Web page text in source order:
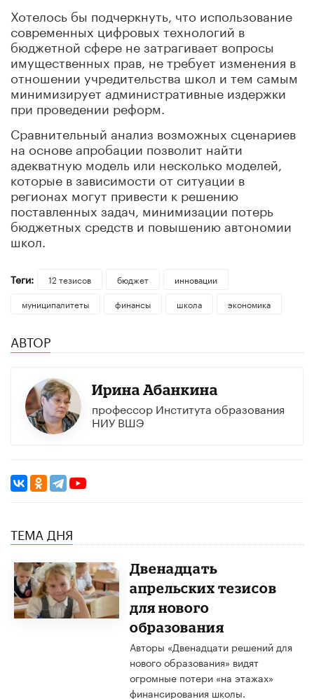
Хотелось бы подчеркнуть, что использование
современных цифровых технологий в
бюджетной сфере не затрагивает вопросы
имущественных прав, не требует изменения в
отношении учредительства школ и тем самым
минимизирует административные издержки
при проведении реформ.
Сравнительный анализ возможных сценариев
на основе апробации позволит найти
адекватную модель или несколько моделей,
которые в зависимости от ситуации в
регионах могут привести к решению
поставленных задач, минимизации потерь
бюджетных средств и повышению автономии
школ.
Теги: 12 тезисов бюджет
инновации
муниципалитеты
финансы школа экономика
АВТОР
Ирина Абанкина
профессор Института образования
НИУ ВШЭ
ТЕМА ДНЯ
Двенадцать
апрельских тезисов
для нового
образования
Авторы «Двенадцати решений для
нового образования» видят
огромные потери «на этажах»
финансирования школы.